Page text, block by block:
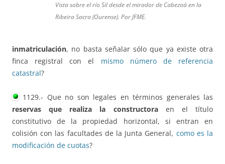
Vista sobre el río Sil desde el mirador de Cabezoá en la
Ribeira Sacra (Ourense). Por JFME.
inmatriculación, no basta señalar sólo que ya existe otra
finca registral con el mismo número de referencia
catastral?
1129.- Que no son legales en términos generales las
reservas que realiza la constructora en el título
constitutivo de la propiedad horizontal, si entran en
colisión con las facultades de la Junta General, como es la
modificación de cuotas?